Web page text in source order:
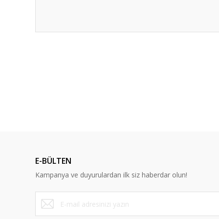
E-BÜLTEN
Kampanya ve duyurulardan ilk siz haberdar olun!